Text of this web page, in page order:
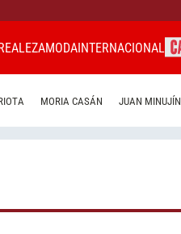
MODAINTERNACIONAL
MORIA CASÁN JUAN MINUJÍN